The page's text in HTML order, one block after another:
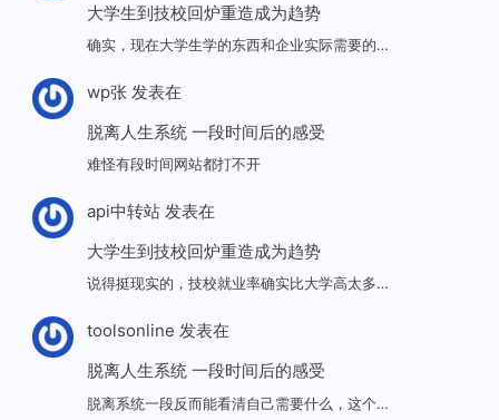
大学生到技校回炉重造成为趋势
确实，现在大学生学的东西和企业实际需要的…
wp张发表在
脱离人生系统 一段时间后的感受
难怪有段时间网站都打不开
api中转站发表在
大学生到技校回炉重造成为趋势
说得挺现实的，技校就业率确实比大学高太多…
toolsonline 发表在
脱离人生系统 一段时间后的感受
脱离系统一段反而能看清自己需要什么，这个…